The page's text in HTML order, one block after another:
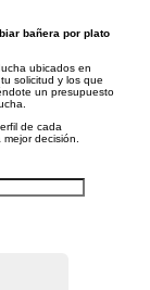
bañera por plato
ubicados en
solicitud y los que
un presupuesto
de cada
decisión.